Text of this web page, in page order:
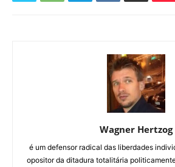
Wagner Hertzog
é um defensor radical das liberdades
opositor da ditadura totalitária